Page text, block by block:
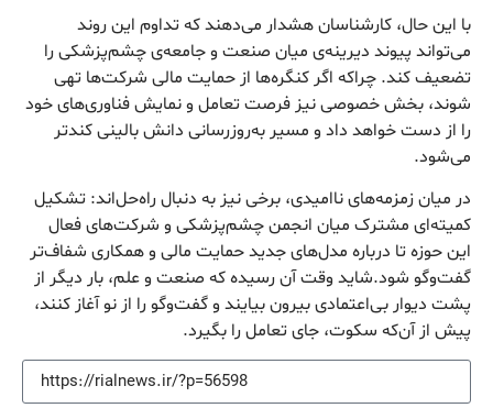
با این حال، کارشناسان هشدار می‌دهند که تداوم این روند
می‌تواند پیوند دیرینه‌ی میان صنعت و جامعه‌ی چشم‌پزشکی را
تضعیف کند. چراکه اگر کنگره‌ها از حمایت مالی شرکت‌ها تهی
شوند، بخش خصوصی نیز فرصت تعامل و نمایش فناوری‌های خود
را از دست خواهد داد و مسیر به‌روزرسانی دانش بالینی کندتر
می‌شود.
در میان زمزمه‌های ناامیدی، برخی نیز به دنبال راه‌حل‌اند: تشکیل
کمیته‌ای مشترک میان انجمن چشم‌پزشکی و شرکت‌های فعال
این حوزه تا درباره مدل‌های جدید حمایت مالی و همکاری شفاف‌تر
گفت‌وگو شود.شاید وقت آن رسیده که صنعت و علم، بار دیگر از
پشت دیوار بی‌اعتمادی بیرون بیایند و گفت‌وگو را از نو آغاز کنند،
پیش از آن‌که سکوت، جای تعامل را بگیرد.